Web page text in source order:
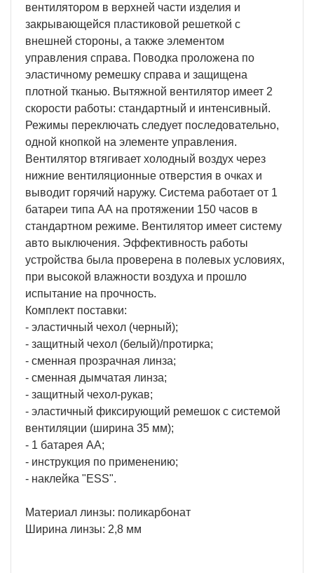
вентилятором в верхней части изделия и
закрывающейся пластиковой решеткой с
внешней стороны, а также элементом
управления справа. Поводка проложена по
эластичному ремешку справа и защищена
плотной тканью. Вытяжной вентилятор имеет 2
скорости работы: стандартный и интенсивный.
Режимы переключать следует последовательно,
одной кнопкой на элементе управления.
Вентилятор втягивает холодный воздух через
нижние вентиляционные отверстия в очках и
выводит горячий наружу. Система работает от 1
батареи типа АА на протяжении 150 часов в
стандартном режиме. Вентилятор имеет систему
авто выключения. Эффективность работы
устройства была проверена в полевых условиях,
при высокой влажности воздуха и прошло
испытание на прочность.
Комплект поставки:
- эластичный чехол (черный);
- защитный чехол (белый)/протирка;
- сменная прозрачная линза;
- сменная дымчатая линза;
- защитный чехол-рукав;
- эластичный фиксирующий ремешок с системой
вентиляции (ширина 35 мм);
- 1 батарея АА;
- инструкция по применению;
- наклейка "ESS".
Материал линзы: поликарбонат
Ширина линзы: 2,8 мм